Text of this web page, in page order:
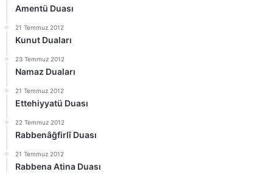
Amentü Duası
21 Temmuz 2012
Kunut Duaları
23 Temmuz 2012
Namaz Duaları
21 Temmuz 2012
Ettehiyyatü Duası
22 Temmuz 2012
Rabbenâğfirlî Duası
21 Temmuz 2012
Rabbena Atina Duası